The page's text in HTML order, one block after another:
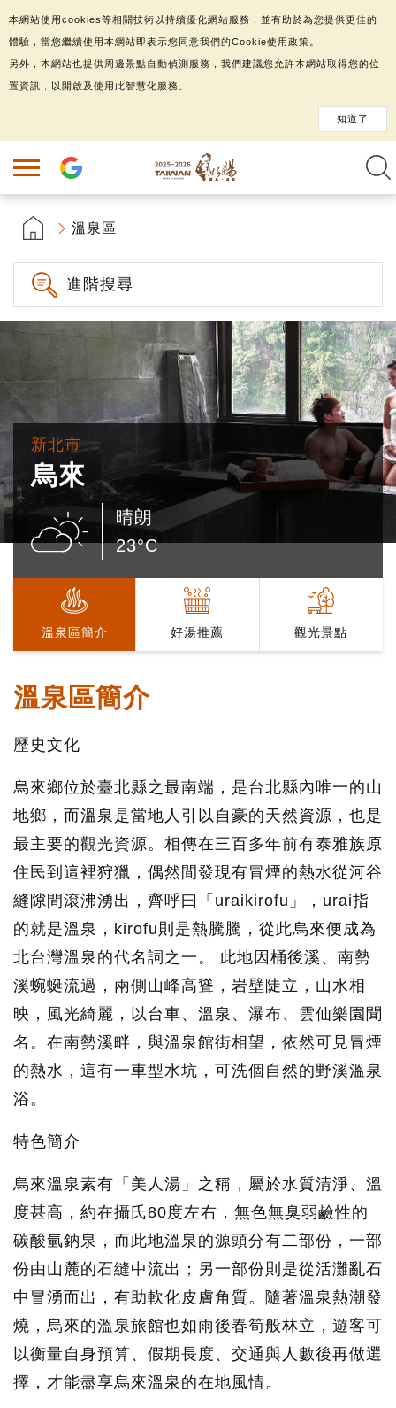
溫泉區
進階搜尋
新北市
烏來
晴朗
23°C
溫泉區簡介 好湯推薦 觀光景點
溫泉區簡介
歷史文化
烏來鄉位於臺北縣之最南端，是台北縣內唯一的山
地鄉，而溫泉是當地人引以自豪的天然資源，也是
最主要的觀光資源。相傳在三百多年前有泰雅族原
住民到這裡狩獵，偶然間發現有冒煙的熱水從河谷
縫隙間滾沸湧出，齊呼曰「uraikirofu」，urai指
的就是溫泉，kirofu則是熱騰騰，從此烏來便成為
北台灣溫泉的代名詞之一。 此地因桶後溪、南勢
溪蜿蜒流過，兩側山峰高聳，岩壁陡立，山水相
映，風光綺麗，以台車、溫泉、瀑布、雲仙樂園聞
名。在南勢溪畔，與溫泉館街相望，依然可見冒煙
的熱水，這有一車型水坑，可洗個自然的野溪溫泉
浴。
特色簡介
烏來溫泉素有「美人湯」之稱，屬於水質清淨、溫
度甚高，約在攝氏80度左右，無色無臭弱鹼性的
碳酸氫鈉泉，而此地溫泉的源頭分有二部份，一部
份由山麓的石縫中流出；另一部份則是從活灘亂石
中冒湧而出，有助軟化皮膚角質。隨著溫泉熱潮發
燒，烏來的溫泉旅館也如雨後春筍般林立，遊客可
以衡量自身預算、假期長度、交通與人數後再做選
擇，才能盡享烏來溫泉的在地風情。
本網站使用cookies等相關技術以持續優化網站服務，並有助於為您提供更佳的
體驗，當您繼續使用本網站即表示您同意我們的Cookie使用政策。
另外，本網站也提供周邊景點自動偵測服務，我們建議您允許本網站取得您的位
置資訊，以開啟及使用此智慧化服務。
知道了